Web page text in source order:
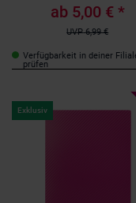
ab 5,00 € *
UVP 6,99 €
Verfügbarkeit in deiner
prüfen
Exklusiv